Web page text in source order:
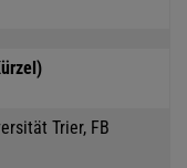
Trier, FB